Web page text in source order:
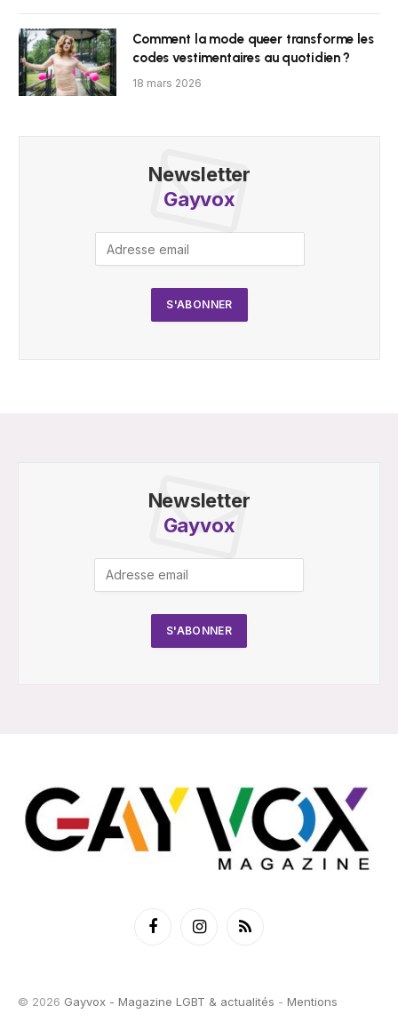
Comment la mode queer transforme les
codes vestimentaires au quotidien ?
18 mars 2026
Newsletter
Gayvox
Newsletter
Gayvox
FacebookInstagramRSS
© 2026 Gayvox - Magazine LGBT & actualités - Mentions